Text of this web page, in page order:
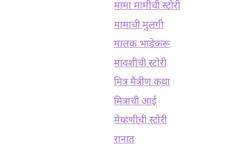
मामा मामीची स्टोरी
मामाची मुलगी
मालक भाडेकरू
मावशीची स्टोरी
मित्र मैत्रीण कथा
मित्राची आई
मेव्हणीची स्टोरी
रानात